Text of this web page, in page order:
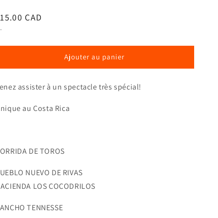
CAD
Ajouter au panier
assister à un spectacle très spécial!
au Costa Rica
DE TOROS
NUEVO DE RIVAS
LOS COCODRILOS
TENNESSE